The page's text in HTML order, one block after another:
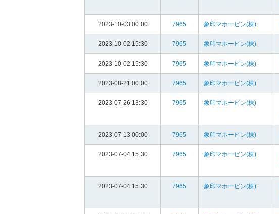
2023-10-03 00:00 7965 象印マホービン(株)
2023-10-02 15:30 7965 象印マホービン(株)
2023-10-02 15:30 7965 象印マホービン(株)
2023-08-21 00:00 7965 象印マホービン(株)
2023-07-26 13:30 7965 象印マホービン(株)
2023-07-13 00:00 7965 象印マホービン(株)
2023-07-04 15:30 7965 象印マホービン(株)
2023-07-04 15:30 7965 象印マホービン(株)